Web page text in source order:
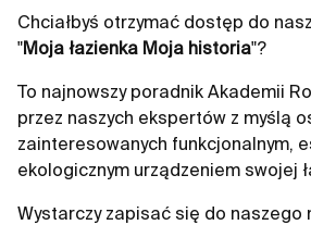
Chciałbyś otrzymać dostęp do
"Moja łazienka Moja historia"?
To najnowszy poradnik Akademii
przez naszych ekspertów z myślą
zainteresowanych funkcjonalnym,
ekologicznym urządzeniem swojej
Wystarczy zapisać się do naszego